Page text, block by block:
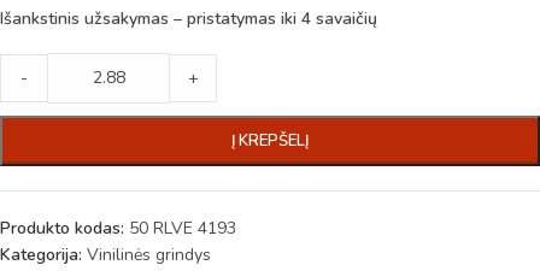
Išankstinis užsakymas – pristatymas iki 4 savaičių
- +
Į KREPŠELĮ
Produkto kodas: 50 RLVE 4193
Kategorija: Vinilinės grindys